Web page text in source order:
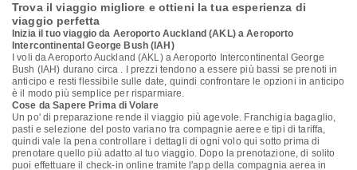
Trova il viaggio migliore e ottieni la tua esperienza di
viaggio perfetta
Inizia il tuo viaggio da Aeroporto Auckland (AKL) a Aeroporto
Intercontinental George Bush (IAH)
I voli da Aeroporto Auckland (AKL) a Aeroporto Intercontinental George
Bush (IAH) durano circa . I prezzi tendono a essere più bassi se prenoti in
anticipo e resti flessibile sulle date, quindi confrontare le opzioni in anticipo
è il modo più semplice per risparmiare.
Cose da Sapere Prima di Volare
Un po' di preparazione rende il viaggio più agevole. Franchigia bagaglio,
pasti e selezione del posto variano tra compagnie aeree e tipi di tariffa,
quindi vale la pena controllare i dettagli di ogni volo qui sotto prima di
prenotare quello più adatto al tuo viaggio. Dopo la prenotazione, di solito
puoi effettuare il check-in online tramite l'app della compagnia aerea in